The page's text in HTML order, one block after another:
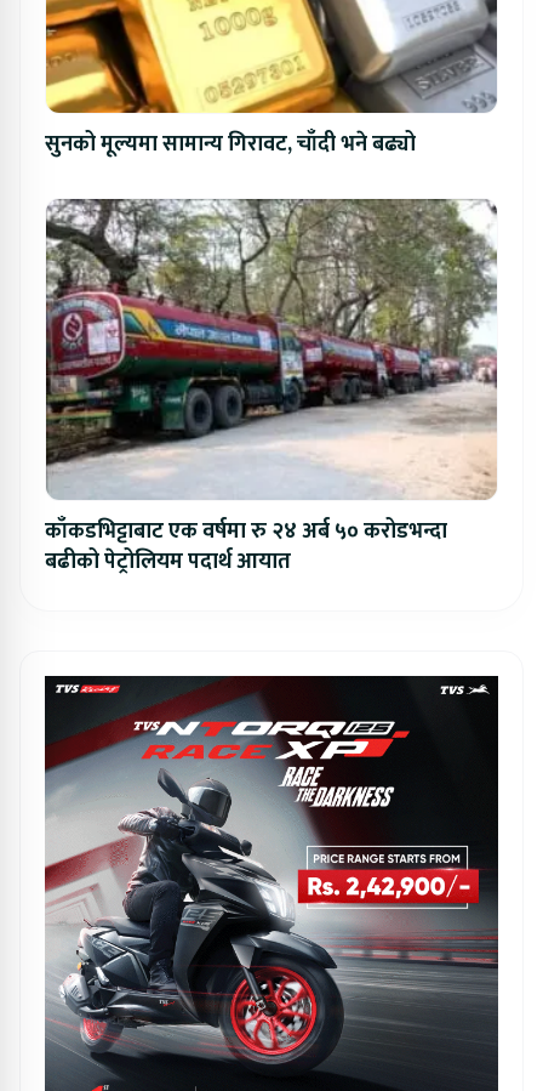
सुनको मूल्यमा सामान्य गिरावट, चाँदी भने बढ्यो
काँकडभिट्टाबाट एक वर्षमा रु २४ अर्ब ५० करोडभन्दा
बढीको पेट्रोलियम पदार्थ आयात